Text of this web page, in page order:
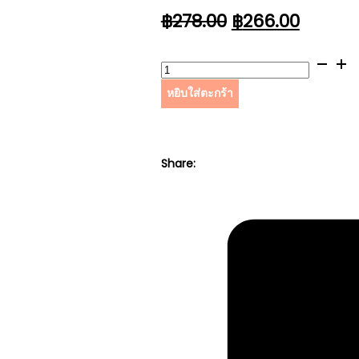
฿278.00 ORIGINAL
PRICE
WAS:
฿278.00.
฿266.00
PRICE
IS:
฿266.00.
จำนวน
ไส้
กรอง
ชิ้น
หยิบใส่ตะกร้า
Share: